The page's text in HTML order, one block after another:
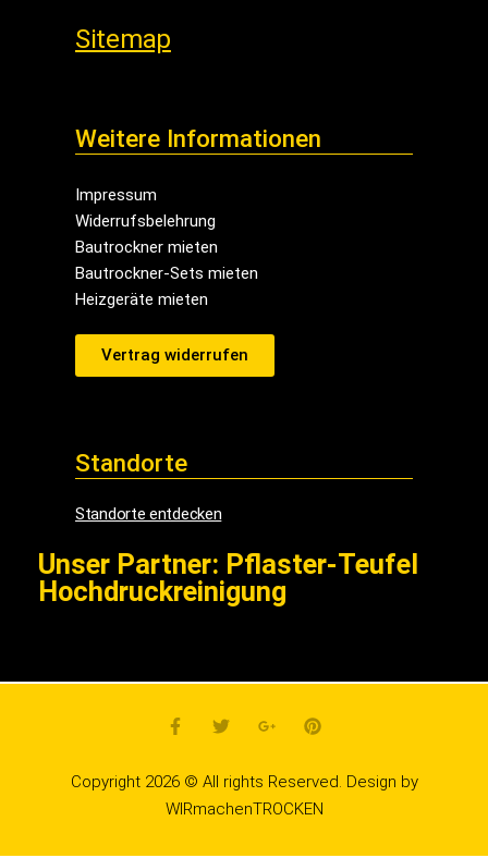
Sitemap
Weitere Informationen
Impressum
Widerrufsbelehrung
Bautrockner mieten
Bautrockner-Sets mieten
Heizgeräte mieten
Vertrag widerrufen
Standorte
Standorte entdecken
Unser Partner: Pflaster-Teufel
Hochdruckreinigung
Copyright 2026 © All rights Reserved. Design by
WIRmachenTROCKEN